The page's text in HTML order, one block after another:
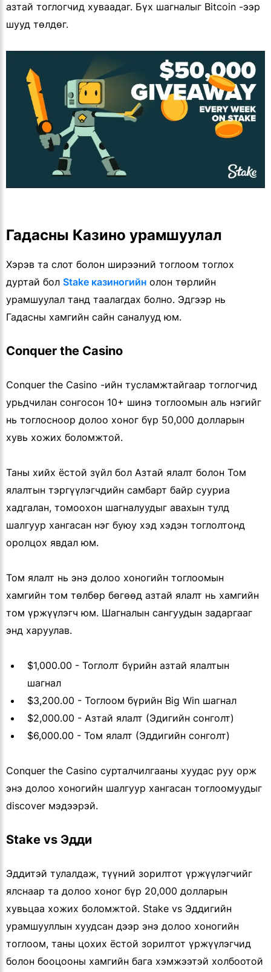
азтай тоглогчид хуваадаг. Бүх шагналыг Bitcoin -ээр
шууд төлдөг.
Гадасны Казино урамшуулал
Хэрэв та слот болон ширээний тоглоом тоглох
дуртай бол Stake казиногийн олон төрлийн
урамшуулал танд таалагдах болно. Эдгээр нь
Гадасны хамгийн сайн саналууд юм.
Conquer the Casino
Conquer the Casino -ийн тусламжтайгаар тоглогчид
урьдчилан сонгосон 10+ шинэ тоглоомын аль нэгийг
нь тоглосноор долоо хоног бүр 50,000 долларын
хувь хожих боломжтой.
Таны хийх ёстой зүйл бол Азтай ялалт болон Том
ялалтын тэргүүлэгчдийн самбарт байр сууриа
хадгалан, томоохон шагналуудыг авахын тулд
шалгуур хангасан нэг буюу хэд хэдэн тоглолтонд
оролцох явдал юм.
Том ялалт нь энэ долоо хоногийн тоглоомын
хамгийн том төлбөр бөгөөд азтай ялалт нь хамгийн
том үржүүлэгч юм. Шагналын сангуудын задаргааг
энд харуулав.
$1,000.00 - Тоглолт бүрийн азтай ялалтын
шагнал
$3,200.00 - Тоглоом бүрийн Big Win шагнал
$2,000.00 - Азтай ялалт (Эдигийн сонголт)
$6,000.00 - Том ялалт (Эддигийн сонголт)
Conquer the Casino сурталчилгааны хуудас руу орж
энэ долоо хоногийн шалгуур хангасан тоглоомуудыг
discover мэдээрэй.
Stake vs Эдди
Эддитэй тулалдаж, түүний зорилтот үржүүлэгчийг
ялснаар та долоо хоног бүр 20,000 долларын
хувьцаа хожих боломжтой. Stake vs Эддигийн
урамшууллын хуудсан дээр энэ долоо хоногийн
тоглоом, таны цохих ёстой зорилтот үржүүлэгчид
болон бооцооны хамгийн бага хэмжээтэй холбоотой